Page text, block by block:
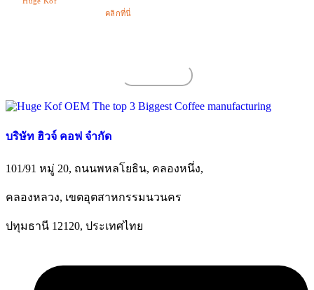
คลิกที่นี่
บริษัท ฮิวจ์ คอฟ จํากัด
101/91 หมู่ 20, ถนนพหลโยธิน, คลองหนึ่ง,
คลองหลวง, เขตอุตสาหกรรมนวนคร
ปทุมธานี 12120, ประเทศไทย